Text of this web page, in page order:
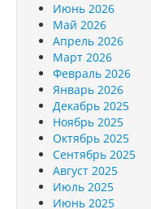
Июнь 2026
Май 2026
Апрель 2026
Март 2026
Февраль 2026
Январь 2026
Декабрь 2025
Ноябрь 2025
Октябрь 2025
Сентябрь 2025
Август 2025
Июль 2025
Июнь 2025